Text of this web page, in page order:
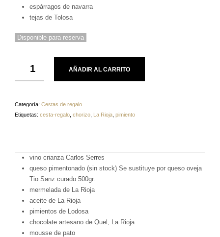
espárragos de navarra
tejas de Tolosa
Disponible para reserva
AÑADIR AL CARRITO
Categoría: Cestas de regalo
Etiquetas: cesta-regalo chorizo La Rioja pimiento
vino crianza Carlos Serres
queso pimentonado (sin stock) Se sustituye por queso oveja
Tio Sanz curado 500gr.
mermelada de La Rioja
aceite de La Rioja
pimientos de Lodosa
chocolate artesano de Quel, La Rioja
mousse de pato